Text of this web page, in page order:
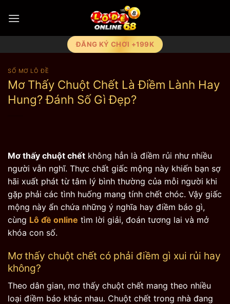
qua
ĐĂNG KÝ CHƠI +199K
SỔ MƠ LÔ ĐỀ
Mơ Thấy Chuột Chết Là Điềm Lành Hay
Hung? Đánh Số Gì Đẹp?
Mơ thấy chuột chết không hẳn là điềm rủi như nhiều
người vẫn nghĩ. Thực chất giấc mộng này khiến bạn sợ
hãi xuất phát từ tâm lý bình thường của mỗi người khi
gặp phải các tình huống mang tính chết chóc. Vậy giấc
mộng này ẩn chứa những ý nghĩa hay điềm báo gì,
cùng Lô đề online tìm lời giải, đoán tương lai và mở
khóa con số.
Mơ thấy chuột chết có phải điềm gì xui rủi hay
không?
Theo dân gian, mơ thấy chuột chết mang theo nhiều
loại điềm báo khác nhau. Chuột chết trong nhà đang